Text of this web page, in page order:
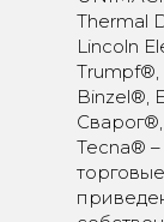
Thermal
Lincoln
Trumpf®,
Binzel®,
Tecna®